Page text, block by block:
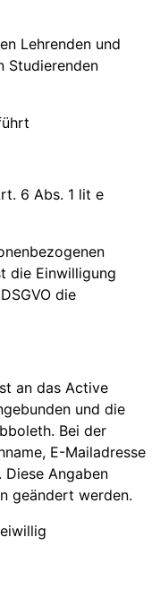
Lehrenden und
Studierenden
6 Abs. 1 lit e
die Einwilligung
die
an das Active
und die
Bei der
E-Mailadresse
Angaben
geändert werden.